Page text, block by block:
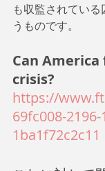
も収監されてい
うものです。
Can
crisis?
https://
69fc008-
1ba1f72c2c11